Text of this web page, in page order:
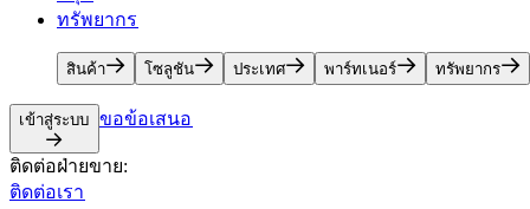
ทรัพยากร​​
สินค้า​​ โซลูชัน​​ ประเทศ​​ พาร์ทเนอร์​​ ทรัพยากร​​
เข้าสู่ระบบ​​ ขอข้อเสนอ​​
ติดต่อฝ่ายขาย:​​
ติดต่อเรา​​